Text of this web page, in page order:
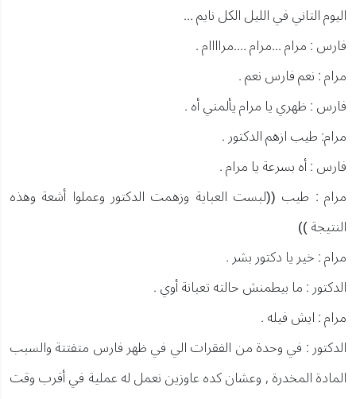
اليوم التاني في الليل الكل نايم ...
فارس : مرام ...مرام ....مراااام .
مرام : نعم فارس نعم .
فارس : ظهري يا مرام يألمني أه .
مرام: طيب ازهم الدكتور .
فارس : أه بسرعة يا مرام .
مرام : طيب ((لبست العباية وزهمت الدكتور وعملوا أشعة وهذه
النتيجة ))
مرام : خير يا دكتور بشر .
الدكتور : ما بيطمنش حالته تعبانة أوي .
مرام : ايش فيله .
الدكتور : في وحدة من الفقرات الي في ظهر فارس متفتتة والسبب
المادة المخدرة , وعشان كده عاوزين نعمل له عملية في أقرب وقت